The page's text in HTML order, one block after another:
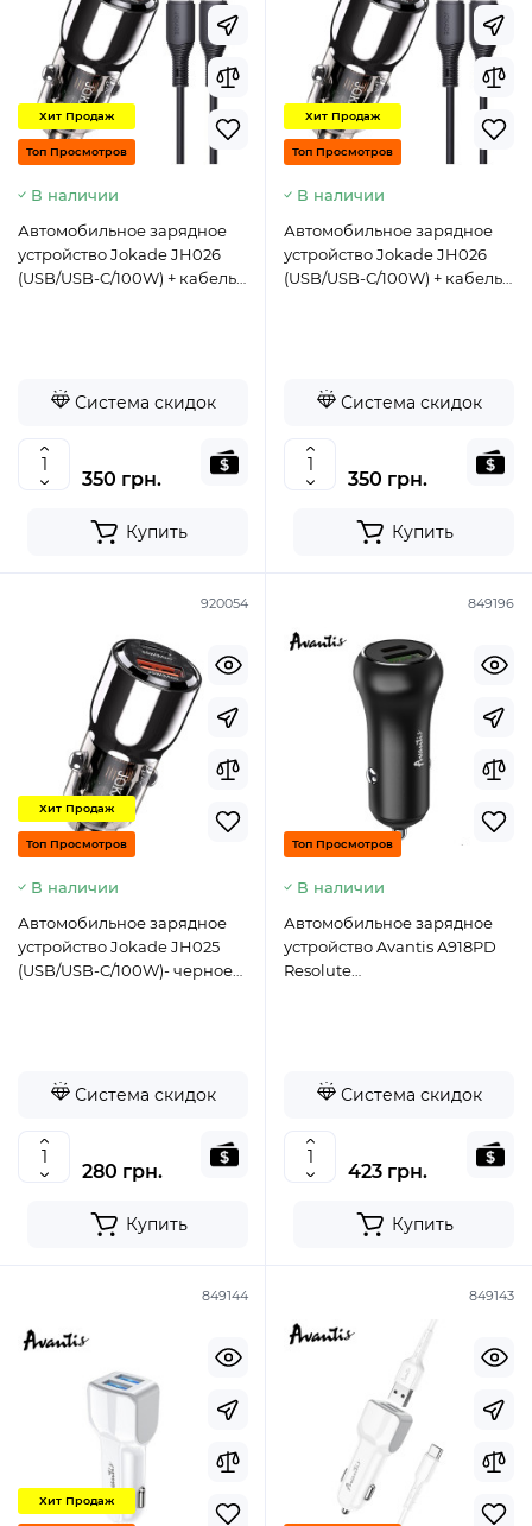
Хит Продаж
Топ Просмотров
В наличии
Автомобильное зарядное
устройство Jokade JH026
(USB/USB-C/100W) + кабель
Система скидок
350 грн.
Купить
Хит Продаж
Топ Просмотров
В наличии
Автомобильное зарядное
устройство Jokade JH026
(USB/USB-C/100W) + кабель
Система скидок
350 грн.
Купить
920054
Хит Продаж
Топ Просмотров
В наличии
Автомобильное зарядное
устройство Jokade JH025
(USB/USB-C/100W)- черное
Система скидок
280 грн.
Купить
849196
Топ Просмотров
В наличии
Автомобильное зарядное
устройство Avantis A918PD
Resolute
Система скидок
423 грн.
Купить
849144
Хит Продаж
849143